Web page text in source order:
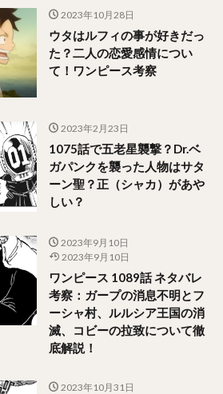
2023年10月28日
ウタはルフィの事が好きだっ
た？二人の恋愛感情につい
て！ワンピース考察
2023年2月23日
1075話で五老星襲撃？Dr.ベ
ガパンクを襲った人物はサタ
ーン聖？正（シャカ）があや
しい？
2023年9月10日
2023年9月10日
ワンピース 1089話 ネタバレ
考察：ガープの消息不明とフ
ーシャ村、ルルシア王国の消
滅、コビーの拉致について徹
底解説！
2023年10月31日